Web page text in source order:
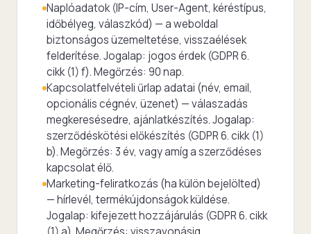
Naplóadatok (IP-cím, User-Agent, kéréstípus,
időbélyeg, válaszkód) — a weboldal
biztonságos üzemeltetése, visszaélések
felderítése. Jogalap: jogos érdek (GDPR 6.
cikk (1) f). Megőrzés: 90 nap.
Kapcsolatfelvételi űrlap adatai (név, email,
opcionális cégnév, üzenet) — válaszadás
megkeresésedre, ajánlatkészítés. Jogalap:
szerződéskötési előkészítés (GDPR 6. cikk (1)
b). Megőrzés: 3 év, vagy amíg a szerződéses
kapcsolat élő.
Marketing-feliratkozás (ha külön bejelölted)
— hírlevél, termékújdonságok küldése.
Jogalap: kifejezett hozzájárulás (GDPR 6. cikk